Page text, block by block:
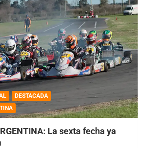
DESTACADA
La sexta fecha ya